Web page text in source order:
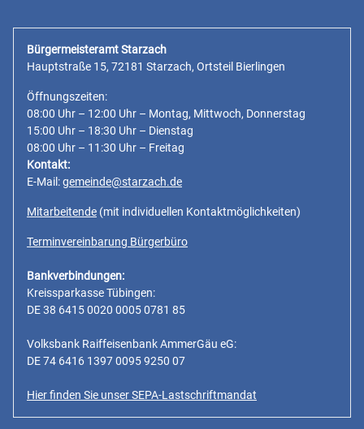
Bürgermeisteramt Starzach
Hauptstraße 15, 72181 Starzach, Ortsteil Bierlingen
Öffnungszeiten:
08:00 Uhr – 12:00 Uhr – Montag, Mittwoch, Donnerstag
15:00 Uhr – 18:30 Uhr – Dienstag
08:00 Uhr – 11:30 Uhr – Freitag
Kontakt:
E-Mail:gemeinde@starzach.de
Mitarbeitende (mit individuellen Kontaktmöglichkeiten)
Terminvereinbarung Bürgerbüro
Bankverbindungen:
Kreissparkasse Tübingen:
DE 38 6415 0020 0005 0781 85
Volksbank Raiffeisenbank AmmerGäu eG:
DE 74 6416 1397 0095 9250 07
Hier finden Sie unser SEPA-Lastschriftmandat